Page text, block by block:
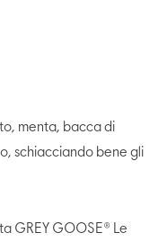
menta, bacca di
schiacciando bene gli
GREY GOOSE® Le